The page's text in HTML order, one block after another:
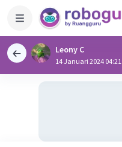
Leony C
14 Januari 2024 04:21